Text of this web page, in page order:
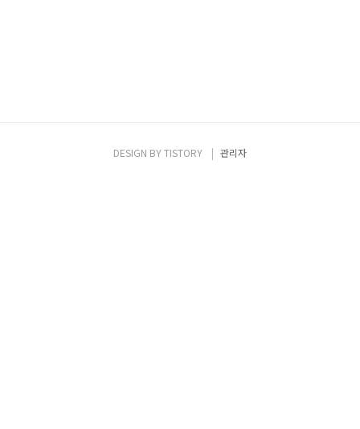
DESIGN BYTISTORY 관리자